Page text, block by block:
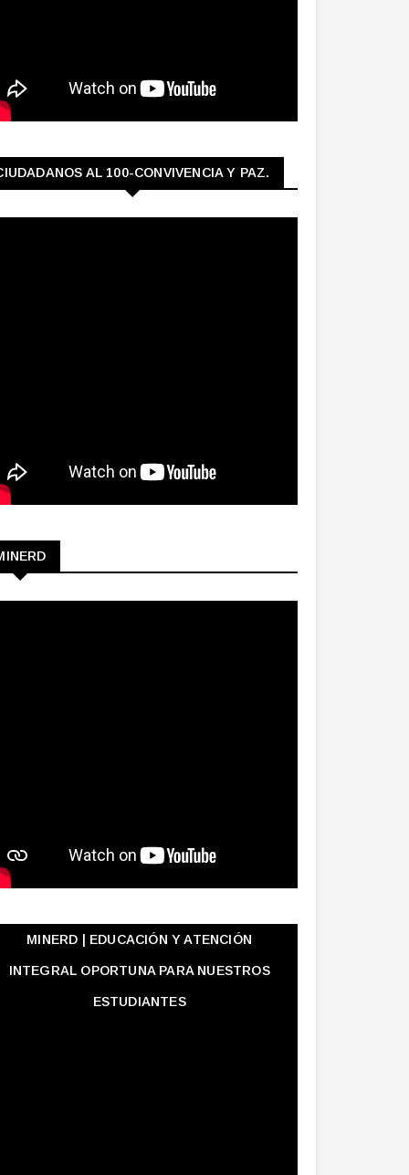
AL 100-CONVIVENCIA Y PAZ.
MINERD | EDUCACIÓN Y ATENCIÓN
INTEGRAL OPORTUNA PARA NUESTROS
ESTUDIANTES